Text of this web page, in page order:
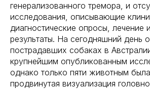
генерализованного тремора, и
исследования, описывающие
диагностические опросы, лечение
результаты. На сегодняшний день
пострадавших собаках в
крупнейшим опубликованным
однако только пяти животным
продвинутая визуализация